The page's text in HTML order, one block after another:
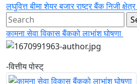
लघुवित्तबीमाशेयर बजारराष्ट्र बैंकनिजी क्षेत्र
कामना सेवा विकास बैंकको लाभांश घोषणा
-वित्तीय पोस्ट्